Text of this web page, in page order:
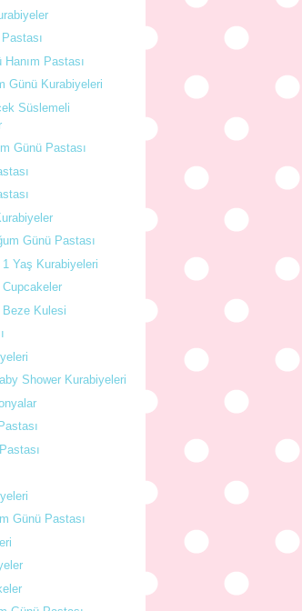
Pastası
Günü Kurabiyeleri
Süslemeli
Günü Pastası
Günü Pastası
1 Yaş Kurabiyeleri
Cupcakeler
Beze Kulesi
Shower Kurabiyeleri
Günü Pastası